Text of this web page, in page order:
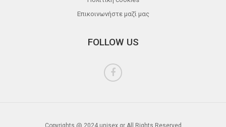
Επικοινωνήστε μαζί μας
FOLLOW US
Copyrights @ 2024 unisex.gr All Rights Reserved